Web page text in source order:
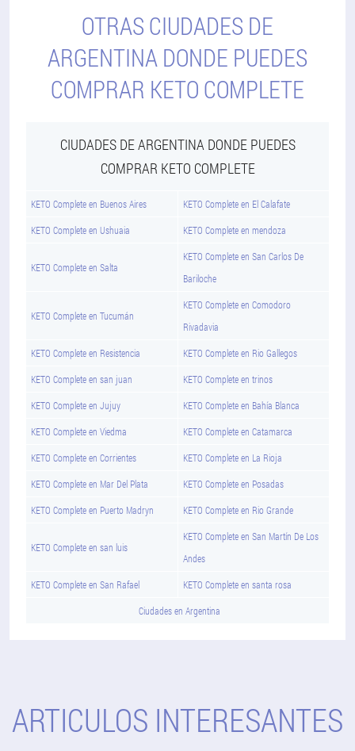
OTRAS CIUDADES DE
ARGENTINA DONDE PUEDES
COMPRAR KETO COMPLETE
CIUDADES DE ARGENTINA DONDE PUEDES
COMPRAR KETO COMPLETE
KETO Complete en Buenos Aires KETO Complete en El Calafate
KETO Complete en Ushuaia KETO Complete en mendoza
KETO Complete en Salta
KETO Complete en San Carlos De
Bariloche
KETO Complete en Tucumán
KETO Complete en Comodoro
Rivadavia
KETO Complete en Resistencia KETO Complete en Rio Gallegos
KETO Complete en san juan KETO Complete en trinos
KETO Complete en Jujuy KETO Complete en Bahía Blanca
KETO Complete en Viedma KETO Complete en Catamarca
KETO Complete en Corrientes KETO Complete en La Rioja
KETO Complete en Mar Del Plata KETO Complete en Posadas
KETO Complete en Puerto Madryn KETO Complete en Rio Grande
KETO Complete en san luis
KETO Complete en San Martín De Los
Andes
KETO Complete en San Rafael KETO Complete en santa rosa
Ciudades en Argentina
ARTICULOS INTERESANTES